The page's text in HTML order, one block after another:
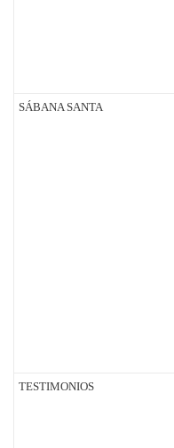
SÁBANA SANTA
TESTIMONIOS